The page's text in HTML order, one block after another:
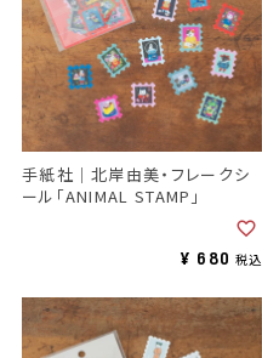
手紙社｜北岸由美・フレークシ
ール「ANIMAL STAMP」
¥ 680 税込